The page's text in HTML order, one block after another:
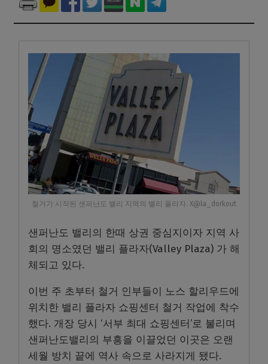
철거가 시작된 샌퍼난도 밸리 지역의 밸리 플라자. X@la_dorkout
샌퍼난도 밸리의 한때 상권 중심지이자 지역 사
회의 명소였던 밸리 플라자(Valley Plaza) 가 해
체되고 있다.
이번 주 초부터 철거 인부들이 노스 할리우드에
위치한 밸리 플라자 쇼핑센터 철거 작업에 착수
했다. 개장 당시 ‘서부 최대 쇼핑센터’로 불리며
샌퍼난도밸리의 부흥을 이끌었던 이곳은 오랜
세월 방치 끝에 역사 속으로 사라지게 됐다.